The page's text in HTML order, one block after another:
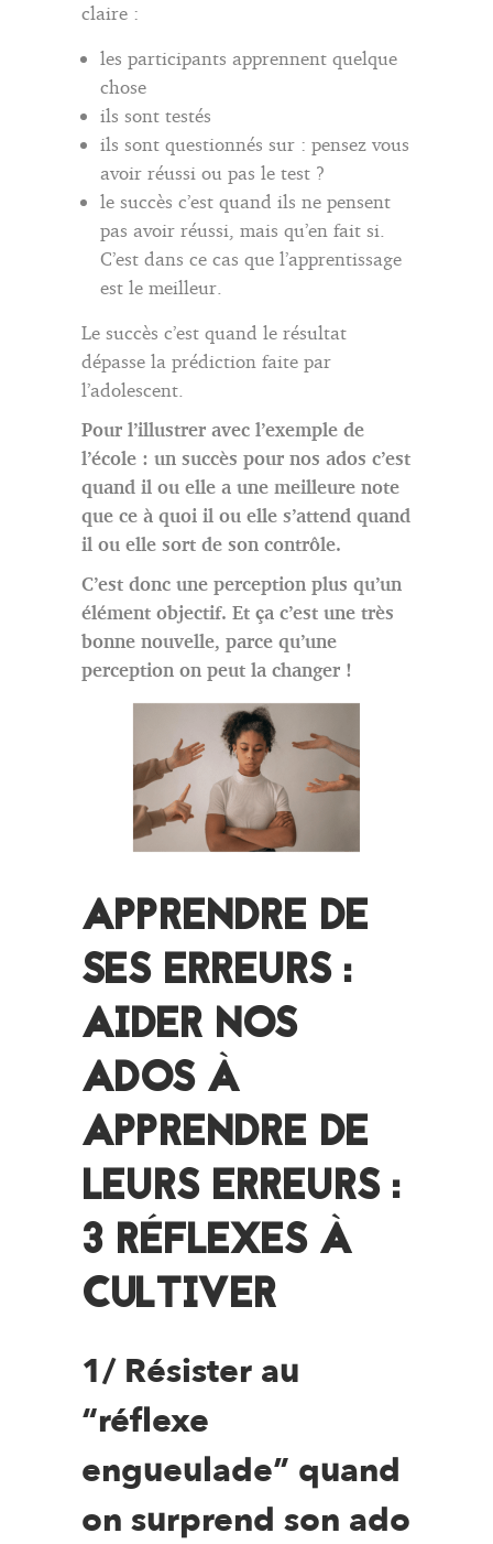
claire :
les participants apprennent quelque
chose
ils sont testés
ils sont questionnés sur : pensez vous
avoir réussi ou pas le test ?
le succès c’est quand ils ne pensent
pas avoir réussi, mais qu’en fait si.
C’est dans ce cas que l’apprentissage
est le meilleur.
Le succès c’est quand le résultat
dépasse la prédiction faite par
l’adolescent.
Pour l’illustrer avec l’exemple de
l’école : un succès pour nos ados c’est
quand il ou elle a une meilleure note
que ce à quoi il ou elle s’attend quand
il ou elle sort de son contrôle.
C’est donc une perception plus qu’un
élément objectif. Et ça c’est une très
bonne nouvelle, parce qu’une
perception on peut la changer !
APPRENDRE DE
SES ERREURS :
AIDER NOS
ADOS À
APPRENDRE DE
LEURS ERREURS :
3 RÉFLEXES À
CULTIVER
1/ Résister au
“réflexe
engueulade” quand
on surprend son ado